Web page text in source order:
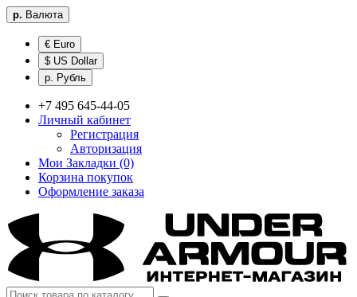
р. Валюта
€ Euro
$ US Dollar
р. Рубль
+7 495 645-44-05
Личный кабинет
Регистрация
Авторизация
Мои Закладки (0)
Корзина покупок
Оформление заказа